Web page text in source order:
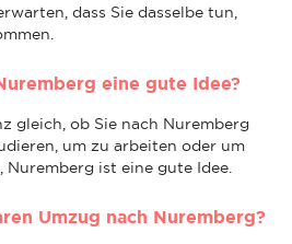
dass Sie dasselbe tun,
eine gute Idee?
gleich, ob Sie nach Nuremberg
um zu arbeiten oder um
Nuremberg ist eine gute Idee.
Umzug nach Nuremberg?